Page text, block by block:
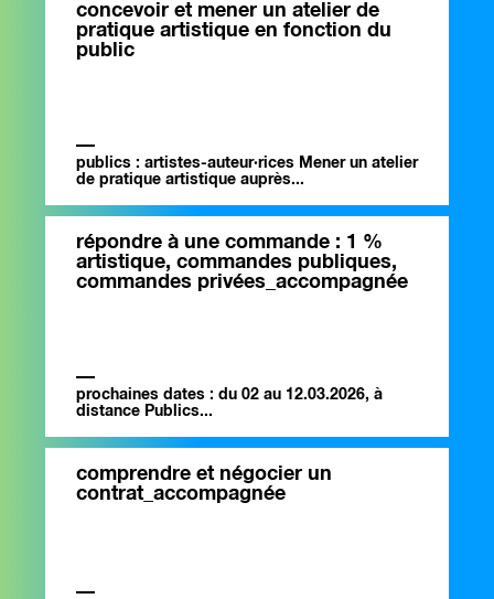
concevoir et mener un atelier de
pratique artistique en fonction du
public
publics : artistes-auteur·rices Mener un atelier
de pratique artistique auprès...
répondre à une commande : 1 %
artistique, commandes publiques,
commandes privées_accompagnée
prochaines dates : du 02 au 12.03.2026, à
distance Publics...
comprendre et négocier un
contrat_accompagnée